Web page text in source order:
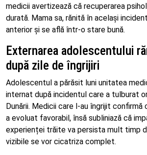
medicii avertizează că recuperarea
durată. Mama sa, rănită în același
anterior și se află într-o stare bună.
Externarea adolescentului
după zile de îngrijiri
Adolescentul a părăsit luni unitatea
internat după incidentul care a tulburat
Dunării. Medicii care l-au îngrijit confirmă
a evoluat favorabil, însă subliniază că
experienței trăite va persista mult timp
vizibile se vor cicatriza complet.